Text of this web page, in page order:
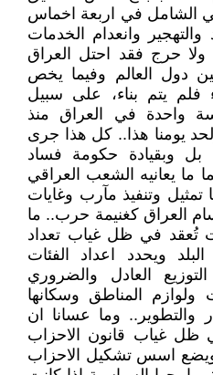
الشامل في اربعة اخماس
وانعدام الخدمات
ولا حرج فقد احتل العراق
بين دول العالم وفيما يخص
فلم يتم بناء، على سبيل
واحدة في العراق منذ
يومنا هذا.. كل هذا جرى
وبقيادة حكومة فساد
ما يعانيه الشعب العراقي
تمثيل وتنفيذ مآرب وغايات
العراق كغنيمة حرب.. ما
تُعقد في ظل غياب تعداد
ويحدد اعداد الفئات
العادل والضروري
ولوازم المناطق وسكانها
والتطوير.. وما عسانا ان
ظل غياب قانون الاحزاب
ويضع اسس تشكيل الاحزاب